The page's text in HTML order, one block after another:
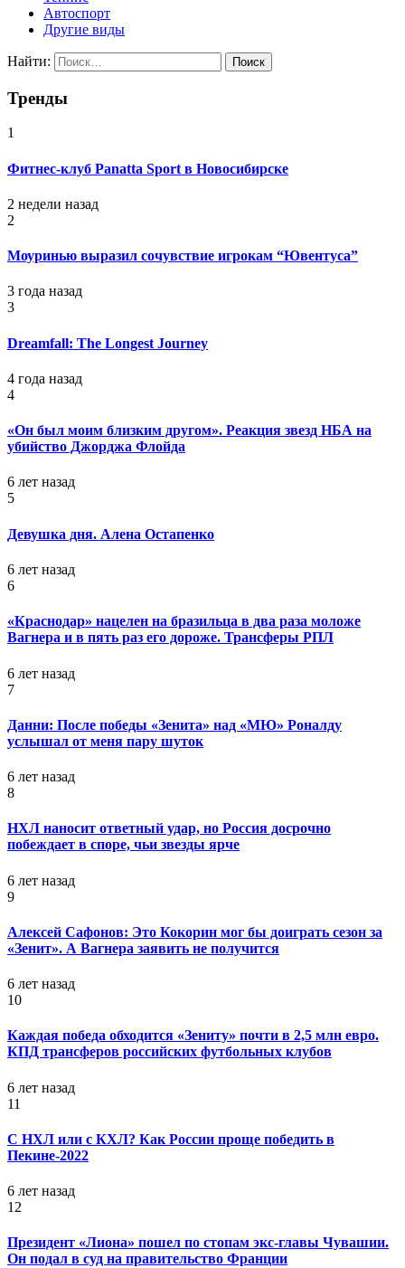
Автоспорт
Другие виды
Найти:
Тренды
1
Фитнес-клуб Panatta Sport в Новосибирске
2 недели назад
2
Моуринью выразил сочувствие игрокам “Ювентуса”
3 года назад
3
Dreamfall: The Longest Journey
4 года назад
4
«Он был моим близким другом». Реакция звезд НБА на
убийство Джорджа Флойда
6 лет назад
5
Девушка дня. Алена Остапенко
6 лет назад
6
«Краснодар» нацелен на бразильца в два раза моложе
Вагнера и в пять раз его дороже. Трансферы РПЛ
6 лет назад
7
Данни: После победы «Зенита» над «МЮ» Роналду
услышал от меня пару шуток
6 лет назад
8
НХЛ наносит ответный удар, но Россия досрочно
побеждает в споре, чьи звезды ярче
6 лет назад
9
Алексей Сафонов: Это Кокорин мог бы доиграть сезон за
«Зенит». А Вагнера заявить не получится
6 лет назад
10
Каждая победа обходится «Зениту» почти в 2,5 млн евро.
КПД трансферов российских футбольных клубов
6 лет назад
11
С НХЛ или с КХЛ? Как России проще победить в
Пекине-2022
6 лет назад
12
Президент «Лиона» пошел по стопам экс-главы Чувашии.
Он подал в суд на правительство Франции